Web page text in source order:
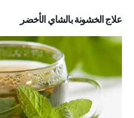
علاج الخشونة بالشاي الأخضر